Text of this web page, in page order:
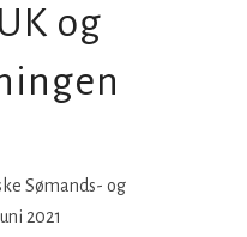
og
Sømands- og
2021